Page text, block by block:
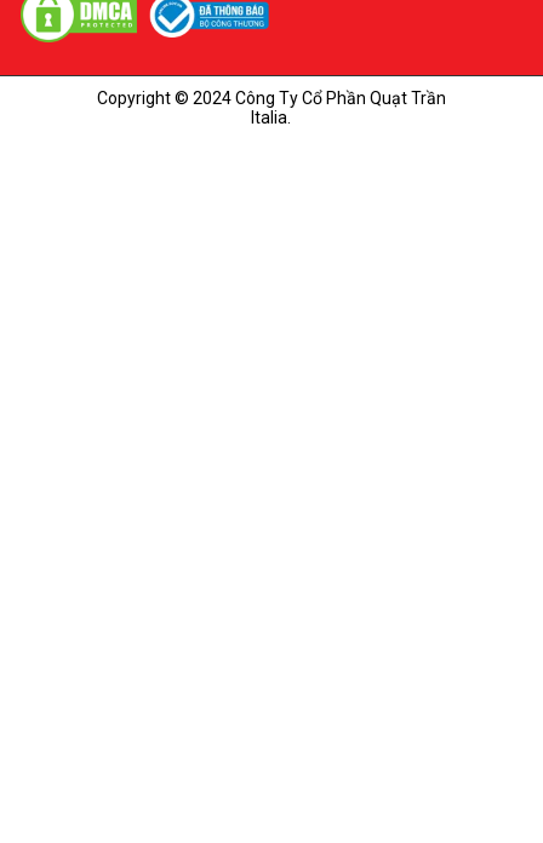
Copyright © 2024 Công Ty Cổ Phần Quạt Trần
Italia.